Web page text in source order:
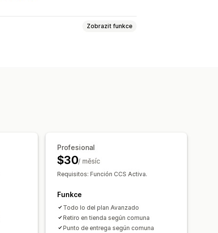
Zobrazit funkce
Profesional
$30/ měsíc
Requisitos: Función CCS Activa.
Funkce
Todo lo del plan Avanzado
Retiro en tienda según comuna
Punto de entrega según comuna